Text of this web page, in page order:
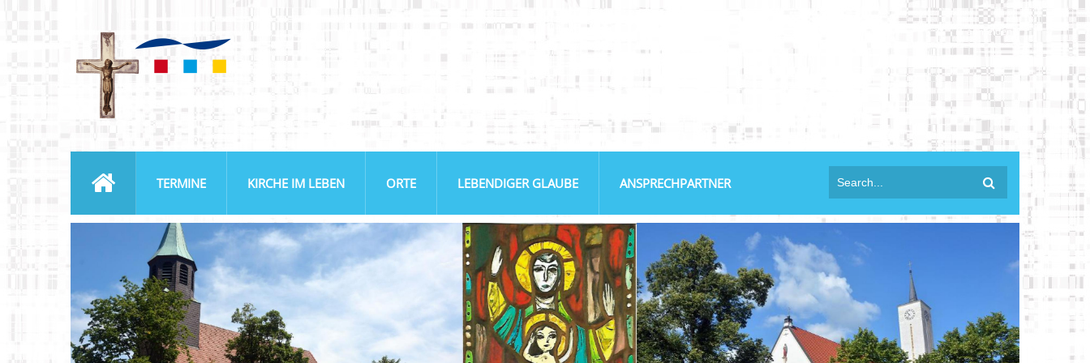
anmelden
TERMINE KIRCHE IM LEBEN ORTE LEBENDIGER GLAUBE ANSPRECHPARTNER